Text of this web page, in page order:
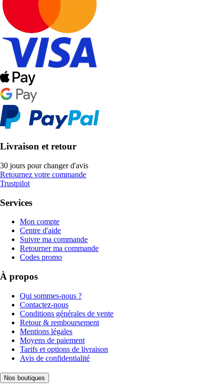
Livraison et retour
30 jours pour changer d'avis
Retournez votre commande
Trustpilot
Services
Mon compte
Centre d'aide
Suivre ma commande
Retourner ma commande
Codes promo
À propos
Qui sommes-nous ?
Contactez-nous
Conditions générales de vente
Retour & remboursement
Mentions légales
Moyens de paiement
Tarifs et options de livraison
Avis de confidentialité
Nos boutiques